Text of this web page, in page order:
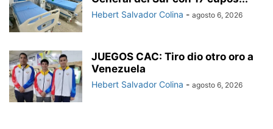
Hebert Salvador Colina - agosto 6, 2026
JUEGOS CAC: Tiro dio otro oro a
Venezuela
Hebert Salvador Colina - agosto 6, 2026